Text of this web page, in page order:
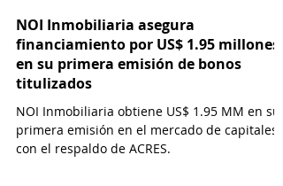
NOI Inmobiliaria asegura
financiamiento por US$ 1.95 millones
en su primera emisión de bonos
titulizados
NOI Inmobiliaria obtiene US$ 1.95 MM en su
primera emisión en el mercado de capitales
con el respaldo de ACRES.